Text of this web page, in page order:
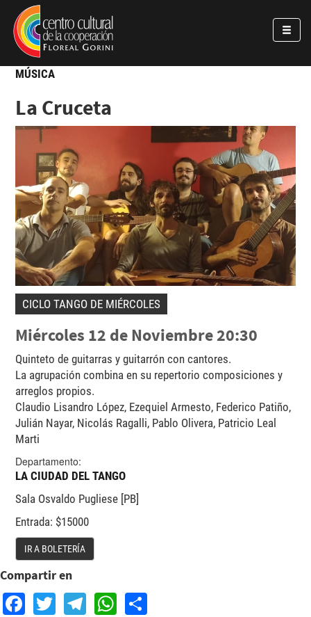
Pasar al contenido principal
Jump to main content
MÚSICA
La Cruceta
CICLO TANGO DE MIÉRCOLES
Miércoles 12 de Noviembre 20:30
Quinteto de guitarras y guitarrón con cantores.
La agrupación combina en su repertorio composiciones y
arreglos propios.
Claudio Lisandro López, Ezequiel Armesto, Federico Patiño,
Julián Nayar, Nicolás Ragalli, Pablo Olivera, Patricio Leal
Marti
Departamento:
LA CIUDAD DEL TANGO
Sala Osvaldo Pugliese [PB]
Entrada: $15000
IR A BOLETERÍA
Compartir en
Facebook
TwitterTelegram
WhatsApp